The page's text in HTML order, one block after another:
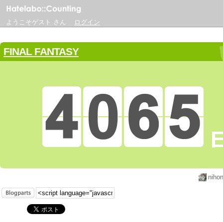
ようこそゲスト さん ログイン
FINAL FANTASY